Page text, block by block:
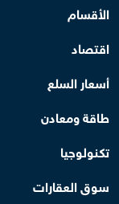
الأقسام
اقتصاد
أسعار السلع
طاقة ومعادن
تكنولوجيا
سوق العقارات